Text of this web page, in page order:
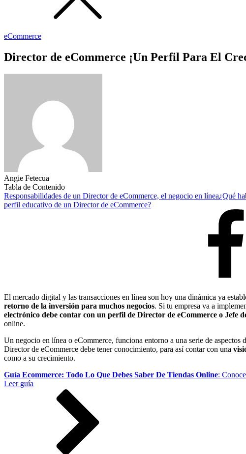
eCommerce
Director de eCommerce ¡Un Perfil Para El
Angie Fetecua
Tabla de Contenido
Responsabilidades de un Director de eCommerce, el negocio en línea¿Qué
perfil educativo de un Director de eCommerce?
El mercado digital y las transacciones en línea son hoy una dinámica ya
retorno de la inversión para muchos negocios. Si tu empresa va a
electrónico debe contar con un perfil de Director de eCommerce o Jefe
online.
Un negocio en línea o eCommerce, funciona entorno a una serie de
Director de eCommerce debe tener conocimiento, para así contar con una
como a su crecimiento.
Guía Ecommerce: Todo Lo Que Debes Saber De Tiendas Online:
Leer guía